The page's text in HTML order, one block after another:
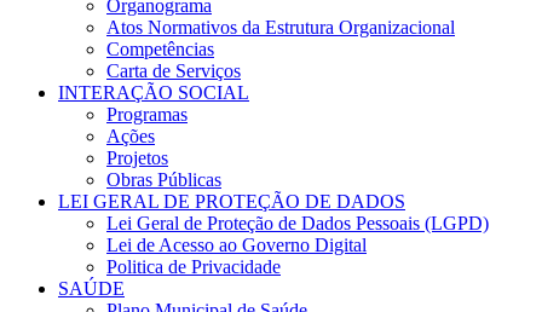
Organograma
Atos Normativos da Estrutura Organizacional
Competências
Carta de Serviços
INTERAÇÃO SOCIAL
Programas
Ações
Projetos
Obras Públicas
LEI GERAL DE PROTEÇÃO DE DADOS
Lei Geral de Proteção de Dados Pessoais (LGPD)
Lei de Acesso ao Governo Digital
Politica de Privacidade
SAÚDE